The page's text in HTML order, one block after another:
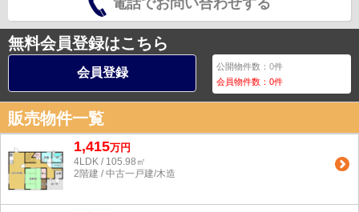
電話でお問い合わせする
無料会員登録はこちら
会員登録 公開物件数：0件
会員物件数：0件
販売物件一覧
1,415万円
4LDK / 105.98㎡
2階建 / 中古一戸建/木造